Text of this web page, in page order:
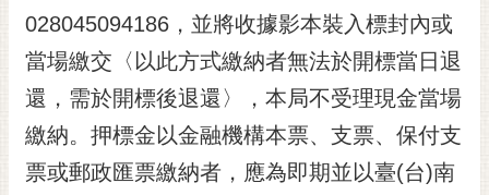
028045094186，並將收據影本裝入標封內或
當場繳交〈以此方式繳納者無法於開標當日退
還，需於開標後退還〉，本局不受理現金當場
繳納。押標金以金融機構本票、支票、保付支
票或郵政匯票繳納者，應為即期並以臺(台)南